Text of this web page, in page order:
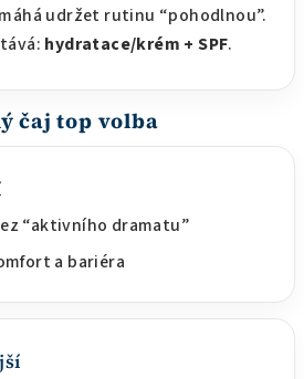
udržet rutinu “pohodlnou”.
hydratace/krém + SPF.
čaj top volba
“aktivního dramatu”
a bariéra